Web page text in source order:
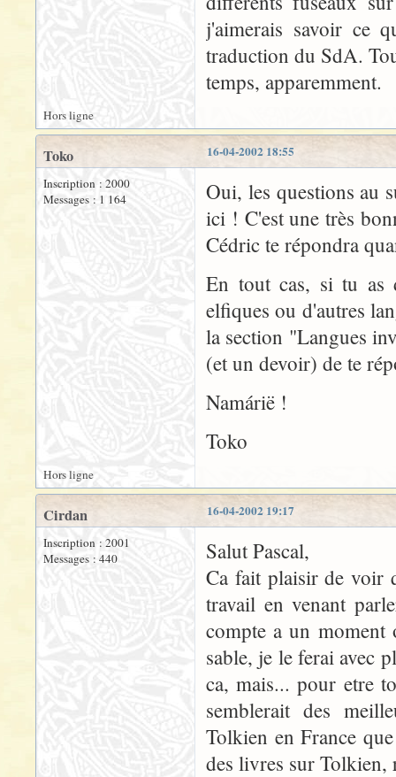
j'aimerais savoir ce
traduction du SdA.
temps, apparemment.
Hors ligne
16-04-2002 18:55
Toko
Inscription : 2000
Messages : 1 164
Oui, les questions au
ici ! C'est une très
Cédric te répondra
En tout cas, si tu as
elfiques ou d'autres
la section "Langues
(et un devoir) de te
Namárië !
Toko
Hors ligne
16-04-2002 19:17
Cirdan
Inscription : 2001
Messages : 440
Salut Pascal,
Ca fait plaisir de voir
travail en venant
compte a un
sable, je le ferai avec
ca, mais... pour etre
semblerait des
Tolkien en France
des livres sur Tolkien,